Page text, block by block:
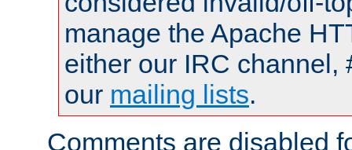
manage the Apache
either our IRC channel,
our mailing lists.
Comments are disabled